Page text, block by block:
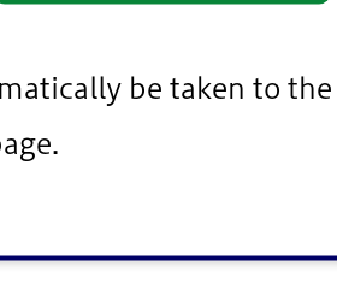
be taken to the